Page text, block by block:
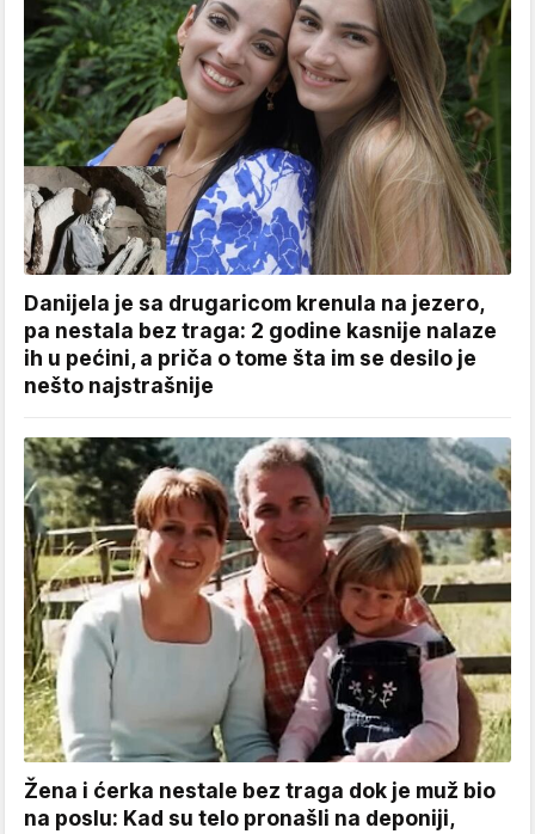
Danijela je sa drugaricom krenula na jezero,
pa nestala bez traga: 2 godine kasnije nalaze
ih u pećini, a priča o tome šta im se desilo je
nešto najstrašnije
Žena i ćerka nestale bez traga dok je muž bio
na poslu: Kad su telo pronašli na deponiji,